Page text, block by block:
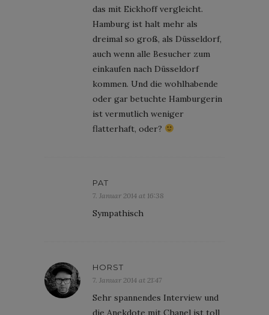
das mit Eickhoff vergleicht.
Hamburg ist halt mehr als
dreimal so groß, als Düsseldorf,
auch wenn alle Besucher zum
einkaufen nach Düsseldorf
kommen. Und die wohlhabende
oder gar betuchte Hamburgerin
ist vermutlich weniger
flatterhaft, oder?
PAT
7. Januar 2014 at 16:38
Sympathisch
HORST
7. Januar 2014 at 21:47
Sehr spannendes Interview und
die Anekdote mit Chanel ist toll